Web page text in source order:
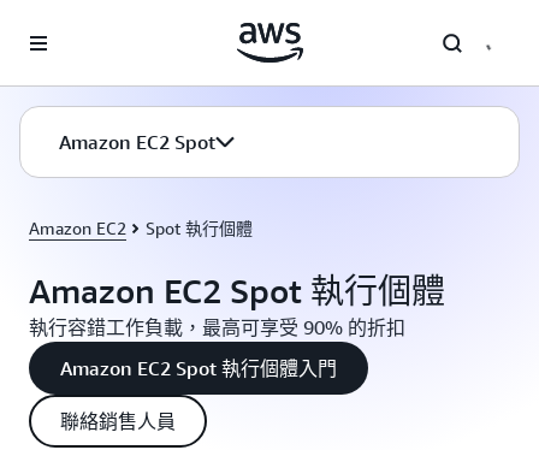
Amazon EC2 Spot
Amazon EC2 Spot 執行個體
Amazon EC2 Spot 執行個體
執行容錯工作負載，最高可享受 90% 的折扣
Amazon EC2 Spot 執行個體入門
聯絡銷售人員